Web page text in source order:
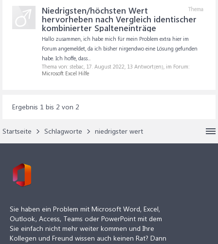
Thema
Niedrigsten/höchsten Wert
hervorheben nach Vergleich identischer
kombinierter Spalteneinträge
Hallo zusammen, ich habe mich für mein Problem extra hier im
Forum angemeldet, da ich bisher nirgendwo eine Lösung gefunden
habe. Ich hoffe, dass...
Thema von: stebac, 17. August 2022, 13 Antwort(en), im Forum:
Microsoft Excel Hilfe
Ergebnis 1 bis 2 von 2
Startseite Schlagworte niedrigster wert
Sie haben ein Problem mit Microsoft Word, Excel,
Outlook, Access, Teams oder PowerPoint mit dem
Sie einfach nicht mehr weiter kommen und Ihre
Kollegen und Freund wissen auch keinen Rat? Dann